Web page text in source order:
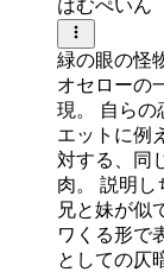
はむぺいん
緑の眼の怪
オセローの
現。 自らの
エットに例
対する、同
肉。 説明し
兄と妹が似
ワくる形で
としての仄